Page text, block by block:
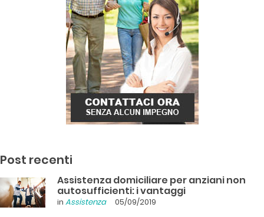
Post recenti
Assistenza domiciliare per anziani non
autosufficienti: i vantaggi
in Assistenza 05/09/2019